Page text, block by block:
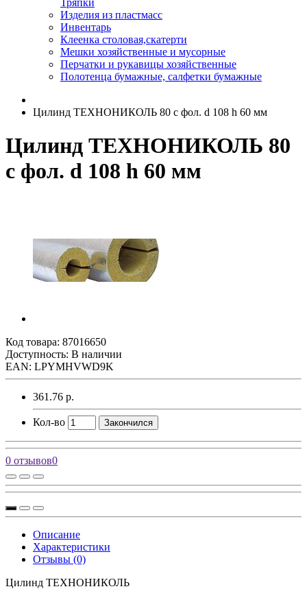
Тряпки
Изделия из пластмасс
Инвентарь
Клеенка столовая,скатерти
Мешки хозяйственные и мусорные
Перчатки и рукавицы хозяйственные
Полотенца бумажные, салфетки бумажные
Цилинд ТЕХНОНИКОЛЬ 80 с фол. d 108 h 60 мм
Цилинд ТЕХНОНИКОЛЬ 80
с фол. d 108 h 60 мм
Код товара: 87016650
Доступность: В наличии
EAN: LPYMHVWD9K
361.76 р.
Кол-во Закончился
0 отзывов0
Описание
Характеристики
Отзывы (0)
Цилинд ТЕХНОНИКОЛЬ